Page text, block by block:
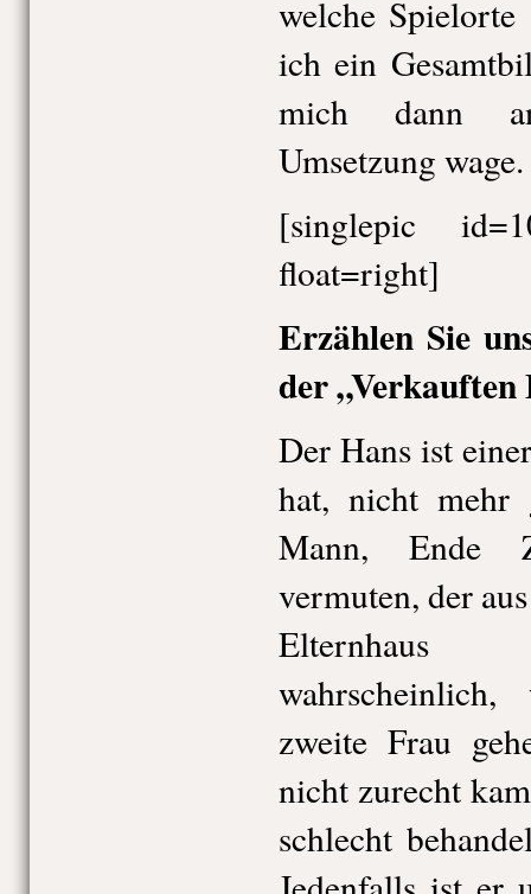
welche Spielorte
ich ein
mich dann
Umsetzung wage.
[singlepic
float=right]
Erzählen Sie
der
Der Hans ist
hat, nicht mehr
Mann, Ende
vermuten, der
Elternhaus
zweite Frau
nicht zurecht
schlecht